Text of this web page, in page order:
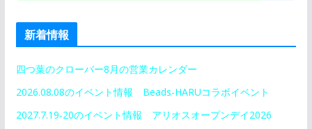
新着情報
四つ葉のクローバー8月の営業カレンダー
2026.08.08のイベント情報 Beads-HARUコラボイベント
2027.7.19-20のイベント情報 アリオスオープンデイ2026